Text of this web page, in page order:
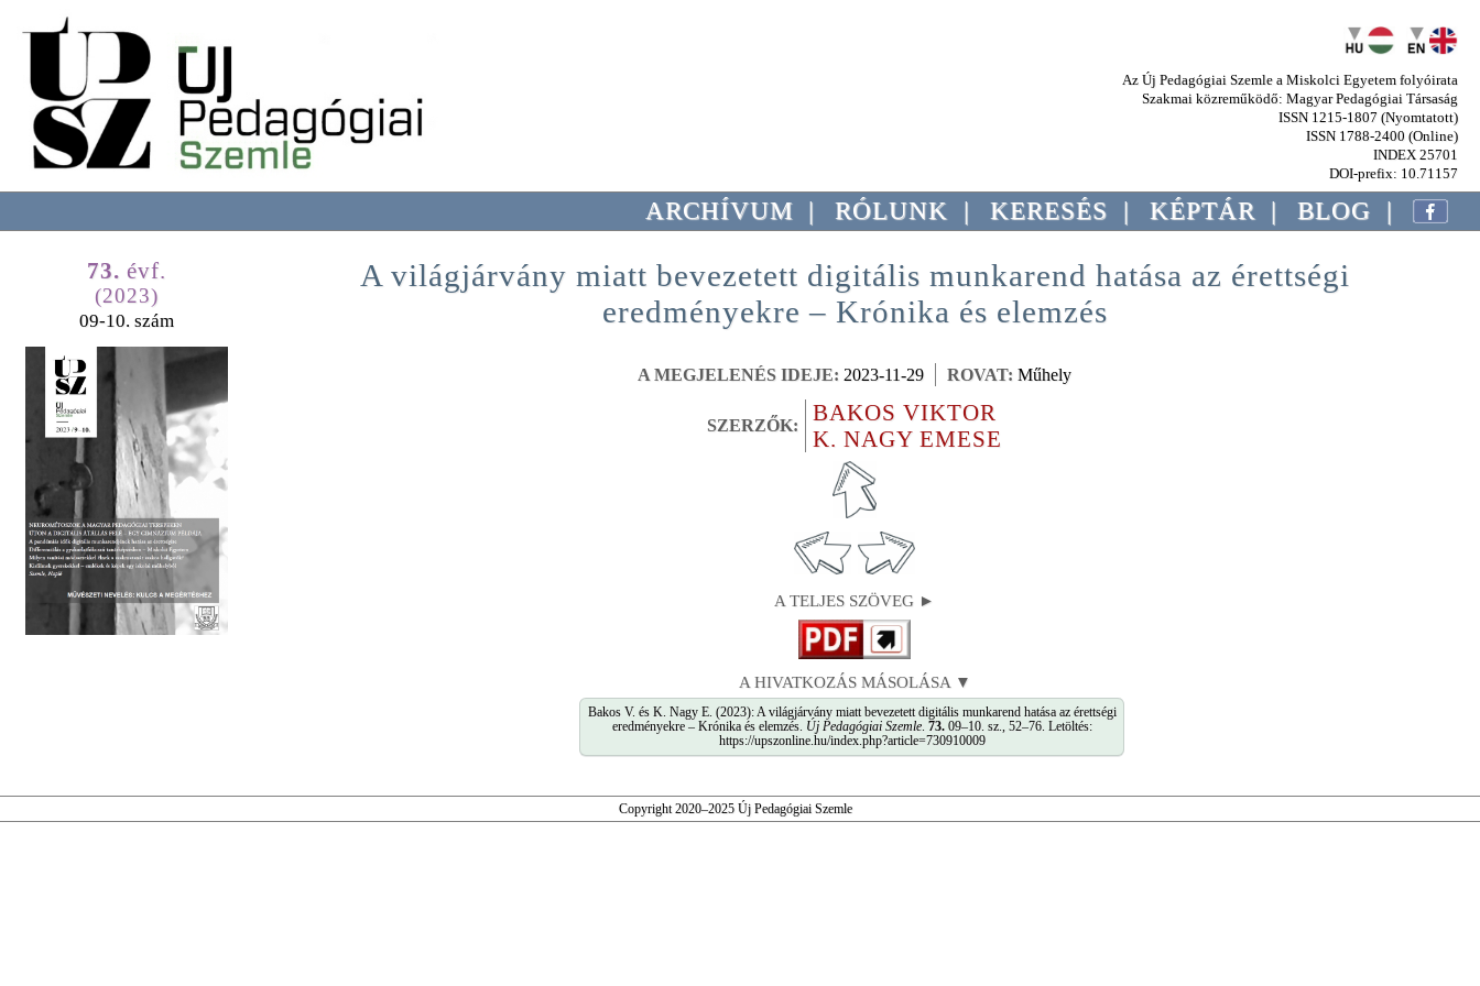
Az Új Pedagógiai Szemle a Miskolci Egyetem folyóirata
Szakmai közreműködő: Magyar Pedagógiai Társaság
ISSN 1215-1807 (Nyomtatott)
ISSN 1788-2400 (Online)
INDEX 25701
DOI-prefix: 10.71157
ARCHÍVUM | RÓLUNK | KERESÉS | KÉPTÁR | BLOG |
73. évf.
(2023)
09-10. szám
A világjárvány miatt bevezetett digitális munkarend hatása az érettségi
eredményekre – Krónika és elemzés
A MEGJELENÉS IDEJE: 2023-11-29 ROVAT: Műhely
SZERZŐK:
BAKOS VIKTOR
K. NAGY EMESE
A TELJES SZÖVEG ►
A HIVATKOZÁS MÁSOLÁSA ▼
Bakos V. és K. Nagy E. (2023): A világjárvány miatt bevezetett digitális munkarend hatása az érettségi
eredményekre – Krónika és elemzés. Új Pedagógiai Szemle. 73.09–10. sz., 52–76. Letöltés:
https://upszonline.hu/index.php?article=730910009
Copyright 2020–2025 Új Pedagógiai Szemle